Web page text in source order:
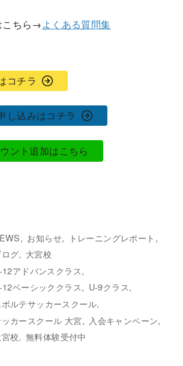
こちら→よくある質問集
コチラ
し込みはコチラ
ント追加はこちら
お知らせ
トレーニングレポート
グ
大宮校
12アドバンスクラス
12ベーシッククラス
U-9クラス
ルテサッカースクール
カースクール 大宮
入会キャンペーン
校
無料体験受付中